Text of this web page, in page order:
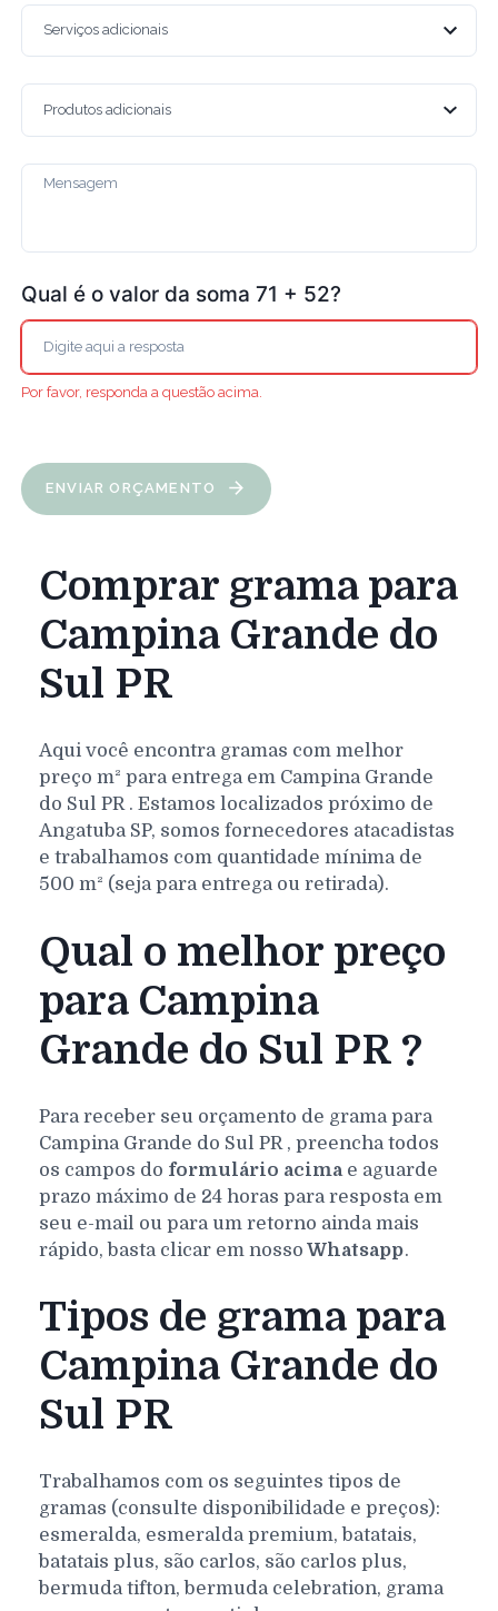
Qual é o valor da soma 71 + 52?
Por favor, responda a questão acima.
ENVIAR ORÇAMENTO
Comprar grama para
Campina Grande do
Sul PR
Aqui você encontra gramas com melhor
preço m² para entrega em Campina Grande
do Sul PR. Estamos localizados próximo de
Angatuba SP, somos fornecedores atacadistas
e trabalhamos com quantidade mínima de
500 m² (seja para entrega ou retirada).
Qual o melhor preço
para Campina
Grande do Sul PR ?
Para receber seu orçamento de grama para
Campina Grande do Sul PR , preencha todos
os campos do formulário acima e aguarde
prazo máximo de 24 horas para resposta em
seu e-mail ou para um retorno ainda mais
rápido, basta clicar em nosso Whatsapp.
Tipos de grama para
Campina Grande do
Sul PR
Trabalhamos com os seguintes tipos de
gramas (consulte disponibilidade e preços):
esmeralda, esmeralda premium, batatais,
batatais plus, são carlos, são carlos plus,
bermuda tifton, bermuda celebration, grama